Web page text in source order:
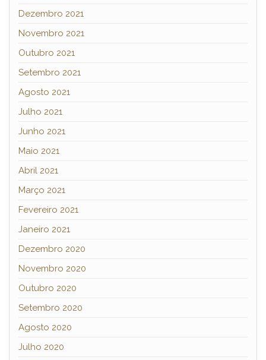
Dezembro 2021
Novembro 2021
Outubro 2021
Setembro 2021
Agosto 2021
Julho 2021
Junho 2021
Maio 2021
Abril 2021
Março 2021
Fevereiro 2021
Janeiro 2021
Dezembro 2020
Novembro 2020
Outubro 2020
Setembro 2020
Agosto 2020
Julho 2020